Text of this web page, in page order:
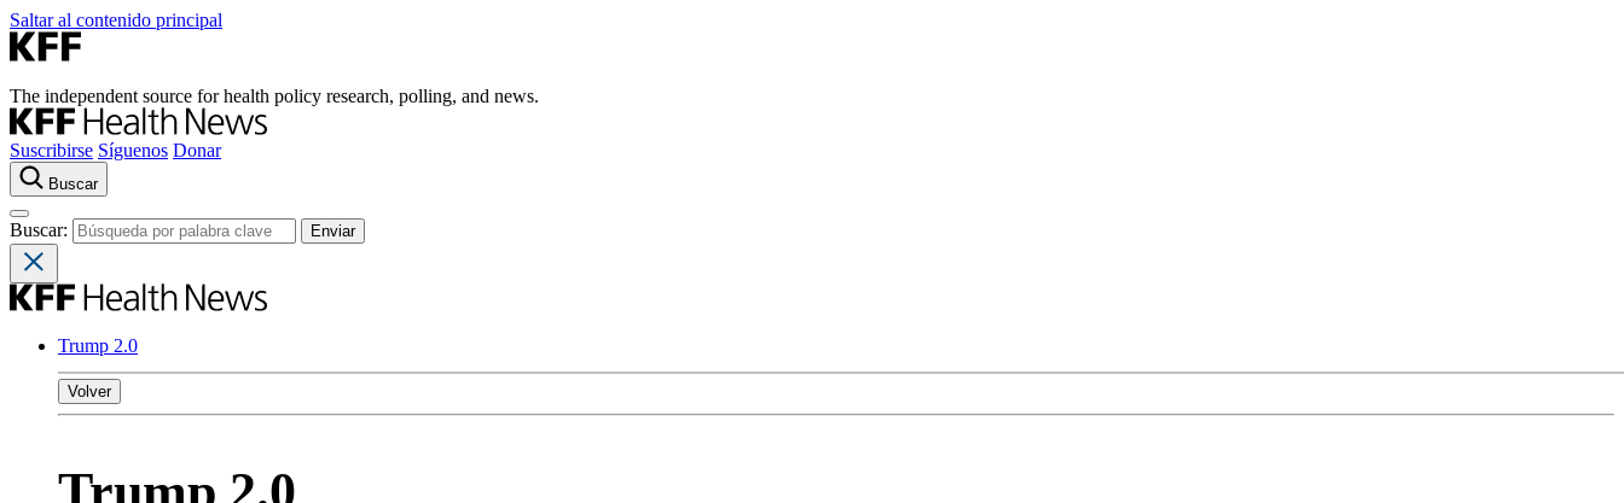
Saltar al contenido principal
The independent source for health policy research, polling, and news.
Suscribirse Síguenos Donar
Buscar
Buscar:
Trump 2.0
Volver
Trump 2.0